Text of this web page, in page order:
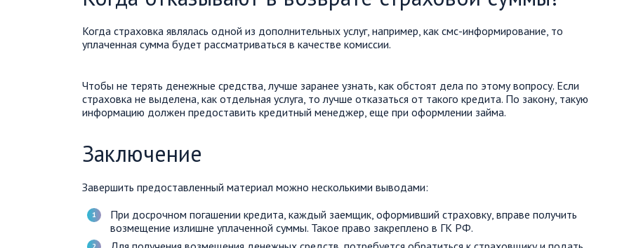
Когда страховка являлась одной из дополнительных услуг, например, как смс-информирование, то
уплаченная сумма будет рассматриваться в качестве комиссии.
Чтобы не терять денежные средства, лучше заранее узнать, как обстоят дела по этому вопросу. Если
страховка не выделена, как отдельная услуга, то лучше отказаться от такого кредита. По закону, такую
информацию должен предоставить кредитный менеджер, еще при оформлении займа.
Заключение
Завершить предоставленный материал можно несколькими выводами:
При досрочном погашении кредита, каждый заемщик, оформивший страховку, вправе получить
возмещение излишне уплаченной суммы. Такое право закреплено в ГК РФ.